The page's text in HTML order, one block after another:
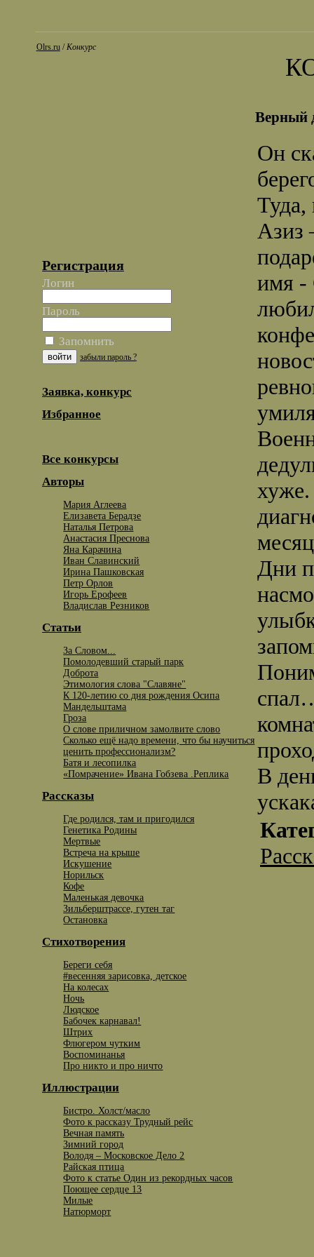
Olrs.ru/Конкурс
Регистрация
Логин
Пароль
Запомнить
забыли пароль ?
Заявка, конкурс
Избранное
Все конкурсы
Авторы
Мария Аглеева
Елизавета Берадзе
Наталья Петрова
Анастасия Преснова
Яна Карачина
Иван Славинский
Ирина Пашковская
Петр Орлов
Игорь Ерофеев
Владислав Резников
Статьи
За Словом...
Помолодевший старый парк
Доброта
Этимология слова "Славяне"
К 120-летию со дня рождения Осипа
Мандельштама
Гроза
О слове приличном замолвите слово
Сколько ещё надо времени, что бы научиться
ценить профессионализм?
Батя и лесопилка
«Помрачение» Ивана Гобзева .Реплика
Рассказы
Где родился, там и пригодился
Генетика Родины
Мертвые
Встреча на крыше
Искушение
Норильск
Кофе
Маленькая девочка
Зильберштрассе, гутен таг
Остановка
Стихотворения
Береги себя
#весенняя зарисовка, детское
На колесах
Ночь
Людское
Бабочек карнавал!
Штрих
Флюгером чутким
Воспоминанья
Про никто и про ничто
Иллюстрации
Бистро. Холст/масло
Фото к рассказу Трудный рейс
Вечная память
Зимний город
Володя – Московское Дело 2
Райская птица
Фото к статье Один из рекордных часов
Поющее сердце 13
Милые
Натюрморт
Верный
Он
Туда,
Азиз
имя -
Дни
В